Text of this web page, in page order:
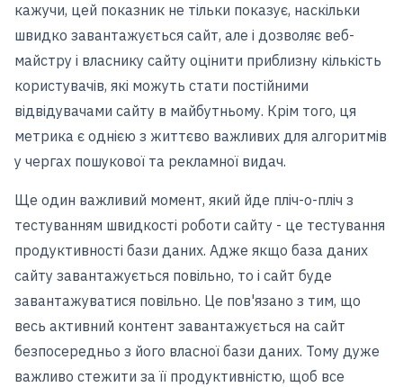
кажучи, цей показник не тільки показує, наскільки
швидко завантажується сайт, але і дозволяє веб-
майстру і власнику сайту оцінити приблизну кількість
користувачів, які можуть стати постійними
відвідувачами сайту в майбутньому. Крім того, ця
метрика є однією з життєво важливих для алгоритмів
у чергах пошукової та рекламної видач.
Ще один важливий момент, який йде пліч-о-пліч з
тестуванням швидкості роботи сайту - це тестування
продуктивності бази даних. Адже якщо база даних
сайту завантажується повільно, то і сайт буде
завантажуватися повільно. Це пов'язано з тим, що
весь активний контент завантажується на сайт
безпосередньо з його власної бази даних. Тому дуже
важливо стежити за її продуктивністю, щоб все